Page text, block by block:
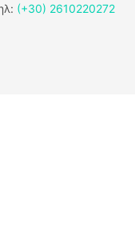
(+30) 2610220272